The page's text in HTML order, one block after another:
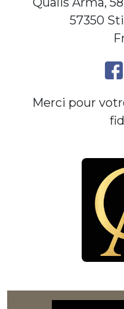
57350
Merci pour